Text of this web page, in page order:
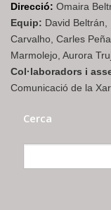
Direcció: Omaira
Equip: David
Carvalho, Carles
Marmolejo, Aurora
Col·laboradors i
Comunicació de la
Cerca